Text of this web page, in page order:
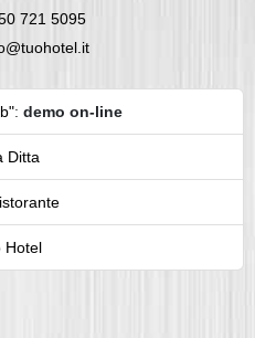
721 5095
: demo on-line
Ditta
Hotel